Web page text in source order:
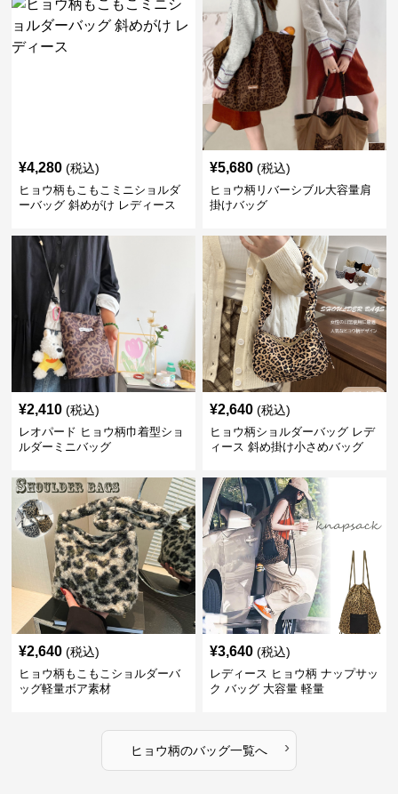
¥4,280 (税込)
ヒョウ柄もこもこミニショルダ
ーバッグ 斜めがけ レディース
¥5,680 (税込)
ヒョウ柄リバーシブル大容量肩
掛けバッグ
¥2,410 (税込)
レオパード ヒョウ柄巾着型ショ
ルダーミニバッグ
¥2,640 (税込)
ヒョウ柄ショルダーバッグ レデ
ィース 斜め掛け小さめバッグ
¥2,640 (税込)
ヒョウ柄もこもこショルダーバ
ッグ軽量ボア素材
¥3,640 (税込)
レディース ヒョウ柄 ナップサッ
ク バッグ 大容量 軽量
ヒョウ柄のバッグ一覧へ ›